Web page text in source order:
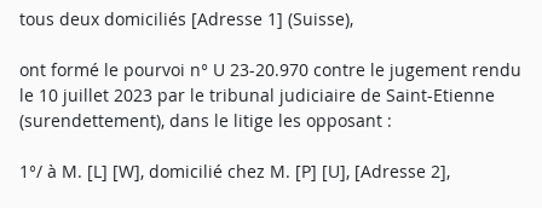
tous deux domiciliés [Adresse 1] (Suisse),
ont formé le pourvoi n° U 23-20.970 contre le jugement rendu
le 10 juillet 2023 par le tribunal judiciaire de Saint-Etienne
(surendettement), dans le litige les opposant :
1°/ à M. [L] [W], domicilié chez M. [P] [U], [Adresse 2],